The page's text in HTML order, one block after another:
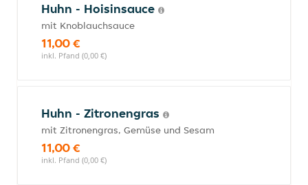
Huhn - Hoisinsauce
mit Knoblauchsauce
11,00 €
inkl. Pfand (0,00 €)
Huhn - Zitronengras
mit Zitronengras, Gemüse und Sesam
11,00 €
inkl. Pfand (0,00 €)